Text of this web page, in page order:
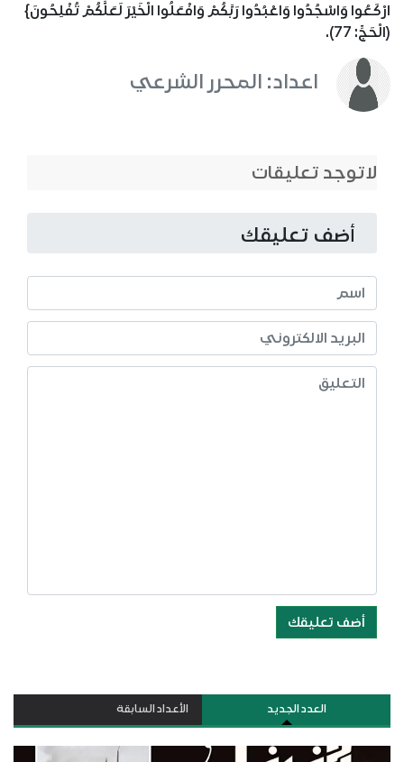
ارْكَعُوا وَاسْجُدُوا وَاعْبُدُوا رَبَّكُمْ وَافْعَلُوا الْخَيْرَ لَعَلَّكُمْ تُفْلِحُونَ}
(الْحَجِّ: 77).
اعداد: المحرر الشرعي
لاتوجد تعليقات
أضف تعليقك
أضف تعليقك
العدد الجديد الأعداد السابقة